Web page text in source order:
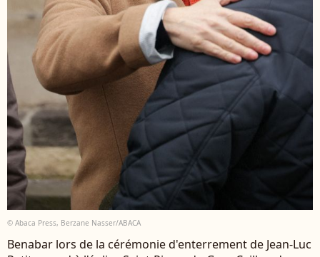
© Abaca Press, Berzane Nasser/ABACA
Benabar lors de la cérémonie d'enterrement de Jean-Luc